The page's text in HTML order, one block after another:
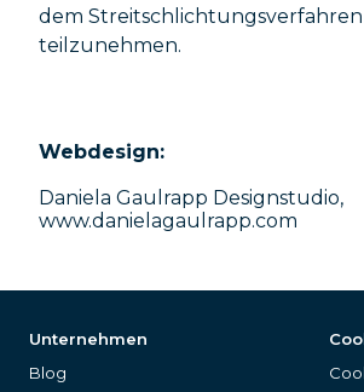
dem Streitschlichtungsverfahren
teilzunehmen.
Webdesign:
Daniela Gaulrapp Designstudio,
www.danielagaulrapp.com
Unternehmen
Blog